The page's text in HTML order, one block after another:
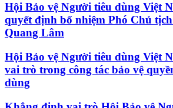
Hội Bảo vệ Người tiêu dùng Việt
quyết định bổ nhiệm Phó Chủ
Quang Lâm
Hội Bảo vệ Người tiêu dùng Việt
vai trò trong công tác bảo vệ
dùng